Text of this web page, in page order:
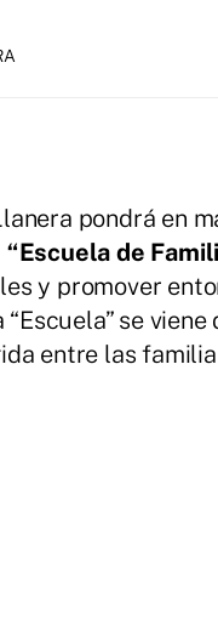
pondrá en
“Escuela de
y promover
se
entre las